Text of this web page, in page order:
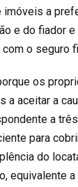
a
e do fiador
o seguro
os
a aceitar a
a
para
do
equivalente